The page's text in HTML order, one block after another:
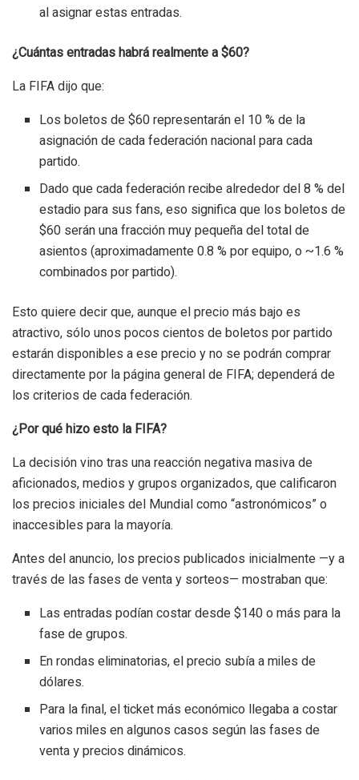
al asignar estas entradas.
¿Cuántas entradas habrá realmente a $60?
La FIFA dijo que:
Los boletos de $60 representarán el 10 % de la
asignación de cada federación nacional para cada
partido.
Dado que cada federación recibe alrededor del 8 % del
estadio para sus fans, eso significa que los boletos de
$60 serán una fracción muy pequeña del total de
asientos (aproximadamente 0.8 % por equipo, o ~1.6 %
combinados por partido).
Esto quiere decir que, aunque el precio más bajo es
atractivo, sólo unos pocos cientos de boletos por partido
estarán disponibles a ese precio y no se podrán comprar
directamente por la página general de FIFA; dependerá de
los criterios de cada federación.
¿Por qué hizo esto la FIFA?
La decisión vino tras una reacción negativa masiva de
aficionados, medios y grupos organizados, que calificaron
los precios iniciales del Mundial como “astronómicos” o
inaccesibles para la mayoría.
Antes del anuncio, los precios publicados inicialmente —y a
través de las fases de venta y sorteos— mostraban que:
Las entradas podían costar desde $140 o más para la
fase de grupos.
En rondas eliminatorias, el precio subía a miles de
dólares.
Para la final, el ticket más económico llegaba a costar
varios miles en algunos casos según las fases de
venta y precios dinámicos.